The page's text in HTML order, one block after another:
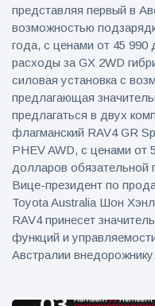
представляя первый в
возможностью
года, с ценами от 45
расходы за GX 2WD
силовая установка с
предлагающая
предлагаться в двух
флагманский RAV4 GR
PHEV AWD, с ценами от
долларов обязательной
Вице-президент по
Toyota Australia Шон
RAV4 принесет
функций и
Австралии внедорожнику.